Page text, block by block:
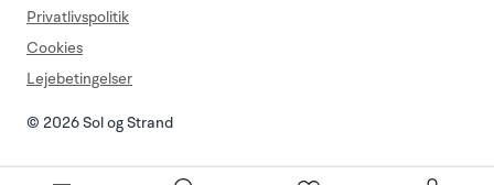
© 2026 Sol og Strand
Privatlivspolitik
Cookies
Lejebetingelser